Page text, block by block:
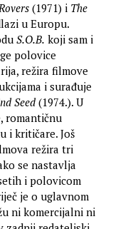
(1971) i The
u Europu.
S.O.B. koji sam i
polovice
režira filmove
i surađuje
Seed(1974.). U
romantičnu
i kritičare. Još
režira tri
se nastavlja
i polovicom
je o uglavnom
ni komercijalni ni